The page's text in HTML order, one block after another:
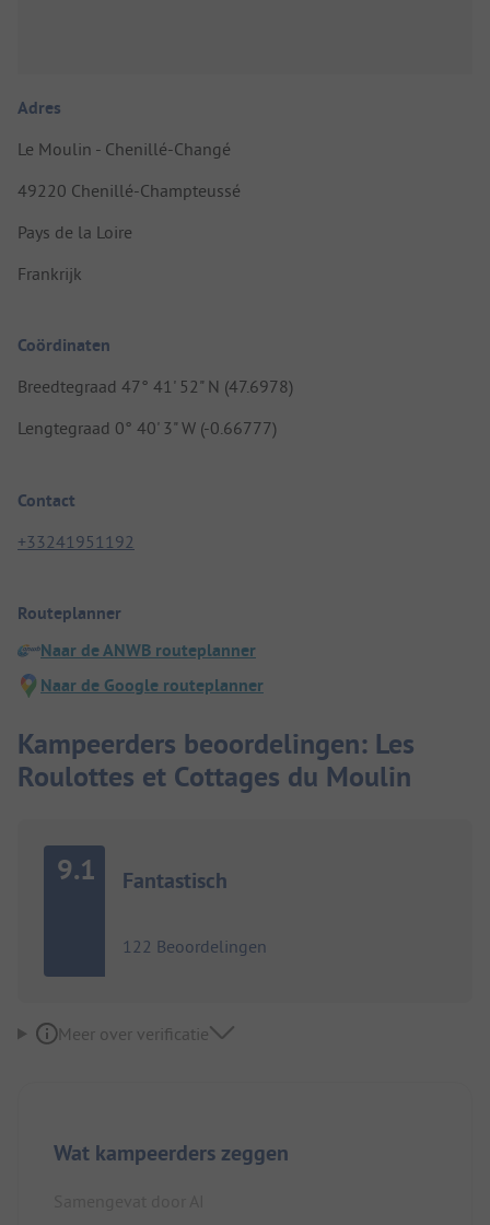
Adres
Le Moulin - Chenillé-Changé
49220 Chenillé-Champteussé
Pays de la Loire
Frankrijk
Coördinaten
Breedtegraad 47° 41' 52" N (47.6978)
Lengtegraad 0° 40' 3" W (-0.66777)
Contact
+33241951192
Routeplanner
Naar de ANWB routeplanner
Naar de Google routeplanner
Kampeerders beoordelingen: Les
Roulottes et Cottages du Moulin
9.1 Fantastisch
122 Beoordelingen
Meer over verificatie
Wat kampeerders zeggen